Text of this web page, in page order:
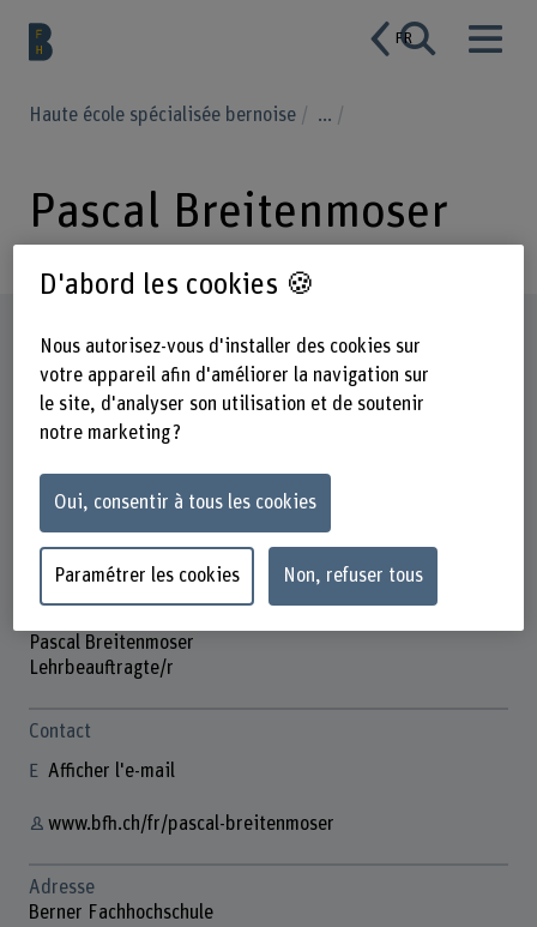
FR
Haute école spécialisée bernoise ...
Pascal Breitenmoser
Profil
Pascal Breitenmoser
Lehrbeauftragte/r
Contact
Afficher l'e-mail
www.bfh.ch/fr/pascal-breitenmoser
Adresse
Berner Fachhochschule
D'abord les cookies 🍪
Nous autorisez-vous d'installer des cookies sur
votre appareil afin d'améliorer la navigation sur
le site, d'analyser son utilisation et de soutenir
notre marketing ?
Oui, consentir à tous les cookies
Paramétrer les cookies Non, refuser tous